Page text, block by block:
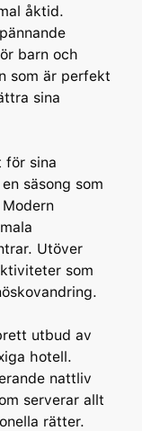
åktid.
barn och
som är perfekt
sina
för sina
säsong som
Utöver
som
utbud av
hotell.
nattliv
serverar allt
rätter.